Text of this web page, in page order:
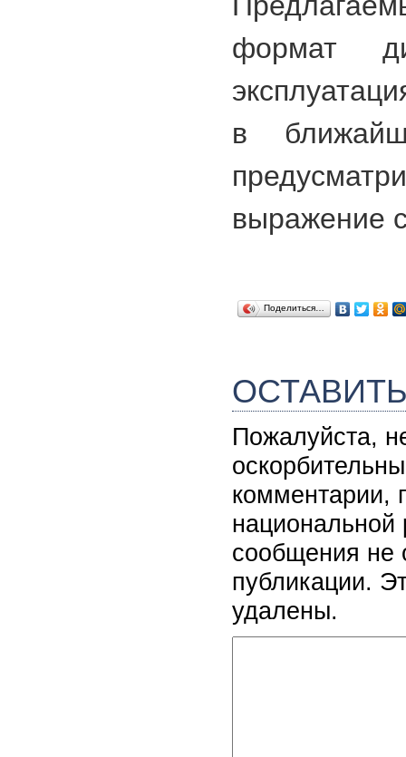
формат
в
выражение
Поделиться…
Пожалуйста,
комментарии,
национальной
сообщения не
публикации.
удалены.